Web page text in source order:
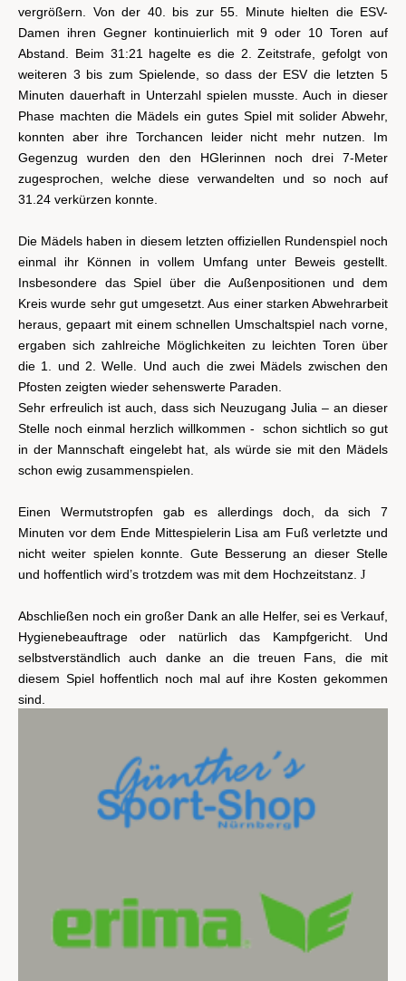
vergrößern. Von der 40. bis zur 55. Minute hielten die ESV-
Damen ihren Gegner kontinuierlich mit 9 oder 10 Toren auf
Abstand. Beim 31:21 hagelte es die 2. Zeitstrafe, gefolgt von
weiteren 3 bis zum Spielende, so dass der ESV die letzten 5
Minuten dauerhaft in Unterzahl spielen musste. Auch in dieser
Phase machten die Mädels ein gutes Spiel mit solider Abwehr,
konnten aber ihre Torchancen leider nicht mehr nutzen. Im
Gegenzug wurden den den HGlerinnen noch drei 7-Meter
zugesprochen, welche diese verwandelten und so noch auf
31.24 verkürzen konnte.
Die Mädels haben in diesem letzten offiziellen Rundenspiel noch
einmal ihr Können in vollem Umfang unter Beweis gestellt.
Insbesondere das Spiel über die Außenpositionen und dem
Kreis wurde sehr gut umgesetzt. Aus einer starken Abwehrarbeit
heraus, gepaart mit einem schnellen Umschaltspiel nach vorne,
ergaben sich zahlreiche Möglichkeiten zu leichten Toren über
die 1. und 2. Welle. Und auch die zwei Mädels zwischen den
Pfosten zeigten wieder sehenswerte Paraden.
Sehr erfreulich ist auch, dass sich Neuzugang Julia – an dieser
Stelle noch einmal herzlich willkommen - schon sichtlich so gut
in der Mannschaft eingelebt hat, als würde sie mit den Mädels
schon ewig zusammenspielen.
Einen Wermutstropfen gab es allerdings doch, da sich 7
Minuten vor dem Ende Mittespielerin Lisa am Fuß verletzte und
nicht weiter spielen konnte. Gute Besserung an dieser Stelle
und hoffentlich wird’s trotzdem was mit dem Hochzeitstanz. J
Abschließen noch ein großer Dank an alle Helfer, sei es Verkauf,
Hygienebeauftrage oder natürlich das Kampfgericht. Und
selbstverständlich auch danke an die treuen Fans, die mit
diesem Spiel hoffentlich noch mal auf ihre Kosten gekommen
sind.